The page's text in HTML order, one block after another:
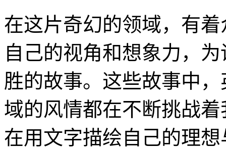
在这片奇幻的领域，有
自己的视角和想象力，
胜的故事。这些故事中
域的风情都在不断挑战
在用文字描绘自己的理